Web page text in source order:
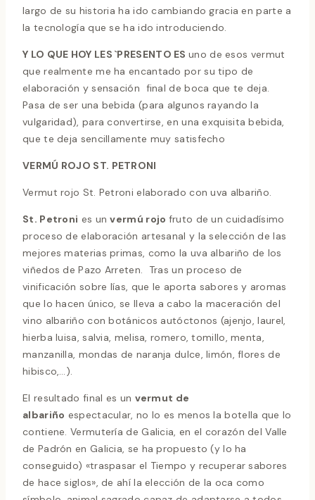
largo de su historia ha ido cambiando gracia en parte a
la tecnología que se ha ido introduciendo.
Y LO QUE HOY LES `PRESENTO ES uno de esos vermut
que realmente me ha encantado por su tipo de
elaboración y sensación final de boca que te deja.
Pasa de ser una bebida (para algunos rayando la
vulgaridad), para convertirse, en una exquisita bebida,
que te deja sencillamente muy satisfecho
VERMÚ ROJO ST. PETRONI
Vermut rojo St. Petroni elaborado con uva albariño.
St. Petroni es unvermú rojo fruto de un cuidadísimo
proceso de elaboración artesanal y la selección de las
mejores materias primas, como la uva albariño de los
viñedos de Pazo Arreten. Tras un proceso de
vinificación sobre lías, que le aporta sabores y aromas
que lo hacen único, se lleva a cabo la maceración del
vino albariño con botánicos autóctonos (ajenjo, laurel,
hierba luisa, salvia, melisa, romero, tomillo, menta,
manzanilla, mondas de naranja dulce, limón, flores de
hibisco,…).
El resultado final es un vermut de
albariño espectacular, no lo es menos la botella que lo
contiene. Vermutería de Galicia, en el corazón del Valle
de Padrón en Galicia, se ha propuesto (y lo ha
conseguido) «traspasar el Tiempo y recuperar sabores
de hace siglos», de ahí la elección de la oca como